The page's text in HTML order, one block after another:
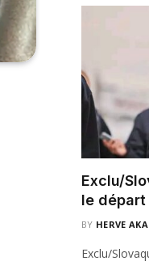
Exclu/
le
BY HERVE
Exclu/